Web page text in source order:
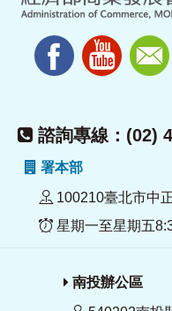
諮詢專線：(02)
署本部
100210臺北市中
星期一至星期五
南投辦公區